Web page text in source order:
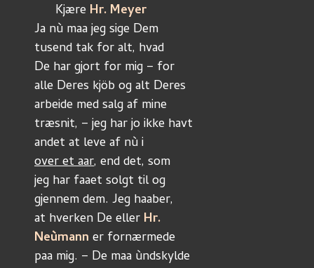
      Kjære
Hr. Meyer
Ja nù maa jeg sige Dem
tusend tak for alt, hvad
De har gjort for mig – for
alle Deres kjöb og alt Deres
arbeide med salg af mine
træsnit, – jeg har jo ikke havt
andet at leve af nù i
over et aar, end det, som
jeg har faaet solgt til og
gjennem dem. Jeg haaber,
at hverken De eller Hr.
Neùmann er fornærmede
paa mig. – De maa ùndskylde